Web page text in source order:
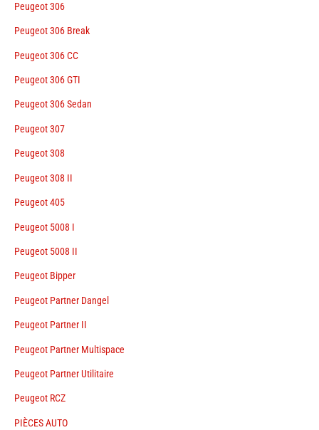
Peugeot 306
Peugeot 306 Break
Peugeot 306 CC
Peugeot 306 GTI
Peugeot 306 Sedan
Peugeot 307
Peugeot 308
Peugeot 308 II
Peugeot 405
Peugeot 5008 I
Peugeot 5008 II
Peugeot Bipper
Peugeot Partner Dangel
Peugeot Partner II
Peugeot Partner Multispace
Peugeot Partner Utilitaire
Peugeot RCZ
PIÈCES AUTO